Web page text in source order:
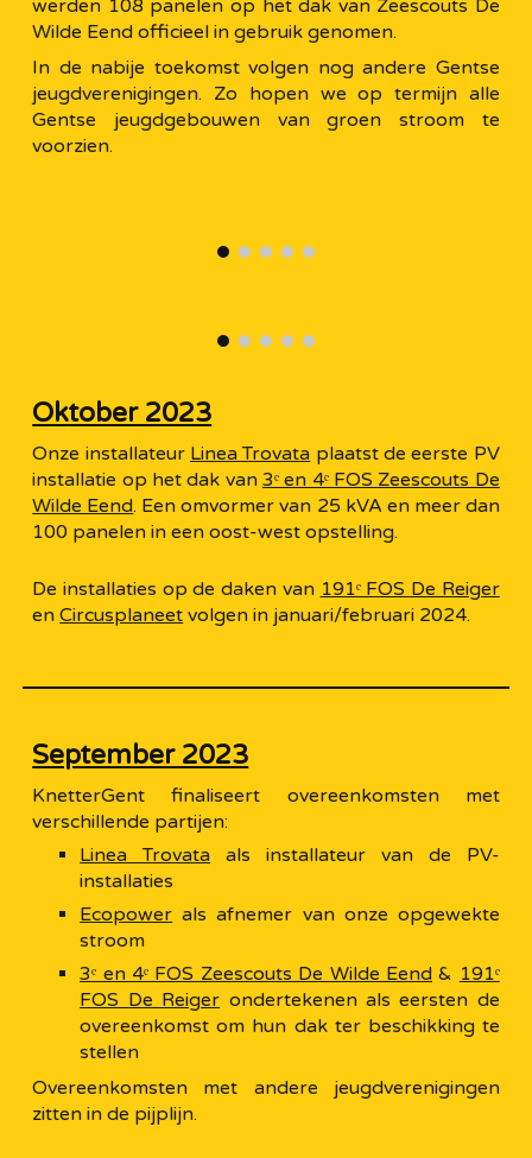
werden 108 panelen op het dak van Zeescouts De
Wilde Eend officieel in gebruik genomen.
In de nabije toekomst volgen nog andere Gentse
jeugdverenigingen. Zo hopen we op termijn alle
Gentse jeugdgebouwen van groen stroom te
voorzien.
Oktober 2023
Onze installateur Linea Trovata plaatst de eerste PV
installatie op het dak van 3ᵉ en 4ᵉ FOS Zeescouts De
Wilde Eend. Een omvormer van 25 kVA en meer dan
100 panelen in een oost-west opstelling.
De installaties op de daken van 191ᵉ FOS De Reiger
enCircusplaneet volgen in januari/februari 2024.
September 2023
KnetterGent finaliseert overeenkomsten met
verschillende partijen:
Linea Trovata als installateur van de PV-
installaties
Ecopower als afnemer van onze opgewekte
stroom
3ᵉ en 4ᵉ FOS Zeescouts De Wilde Eend & 191ᵉ
FOS De Reiger ondertekenen als eersten de
overeenkomst om hun dak ter beschikking te
stellen
Overeenkomsten met andere jeugdverenigingen
zitten in de pijplijn.